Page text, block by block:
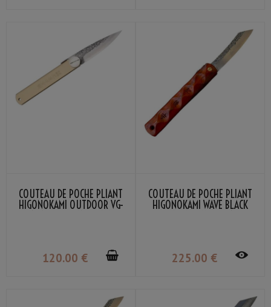
COUTEAU DE POCHE PLIANT
HIGONOKAMI OUTDOOR VG-
120.00 €
COUTEAU DE POCHE PLIANT
HIGONOKAMI WAVE BLACK
225.00 €